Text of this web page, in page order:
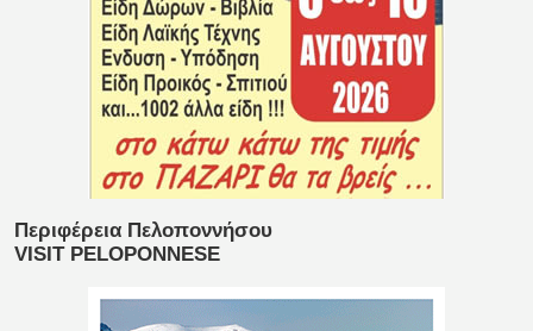
Περιφέρεια Πελοποννήσου
VISIT PELOPONNESE